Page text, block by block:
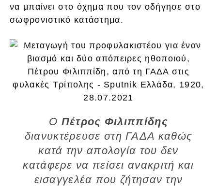
να μπαίνει στο όχημα που τον οδήγησε στο
σωφρονιστικό κατάστημα.
Ο Πέτρος Φιλιππίδης
διανυκτέρευσε στη ΓΑΔΑ καθώς
κατά την απολογία του δεν
κατάφερε να πείσει ανακριτή και
εισαγγελέα που ζήτησαν την